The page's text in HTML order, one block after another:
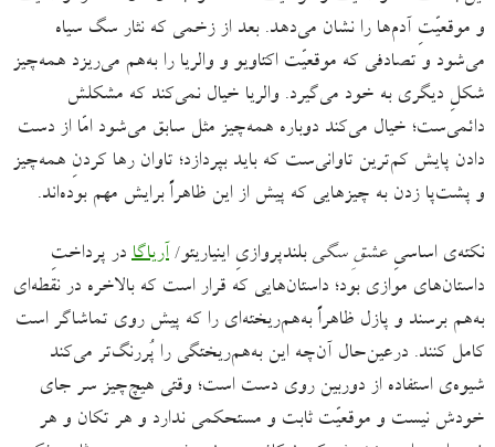
و موقعیّتِ آدم‌ها را نشان می‌دهد. بعد از زخمی که نثار سگ سیاه
می‌شود و تصادفی که موقعیّت اکتاویو و والریا را به‌هم می‌ریزد همه‌چیز
شکلِ دیگری به خود می‌گیرد. والریا خیال نمی‌کند که مشکلش
دائمی‌ست؛ خیال می‌کند دوباره همه‌چیز مثل سابق می‌شود امّا از دست
دادن پایش کم‌ترین تاوانی‌ست که باید بپردازد؛ تاوان رها کردنِ همه‌چیز
و پشت‌پا زدن به چیزهایی که پیش از این ظاهراً برایش مهم بوده‌اند.
نکته‌ی اساسیِعشقِ سگی بلندپروازیِ اینیاریتو/ آریاگا در پرداختِ
داستان‌های موازی بود؛ داستان‌هایی که قرار است که بالاخره در نقطه‌ای
به‌هم برسند و پازل ظاهراً به‌هم‌ریخته‌ای را که پیش روی تماشاگر است
کامل کنند. درعین‌حال آن‌چه این به‌هم‌ریختگی را پُررنگ‌تر می‌کند
شیوه‌ی استفاده از دوربین روی دست است؛ وقتی هیچ‌چیز سر جای
خودش نیست و موقعیّت ثابت و مستحکمی ندارد و هر تکان و هر